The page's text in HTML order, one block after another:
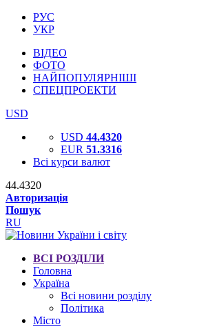
РУС
УКР
ВІДЕО
ФОТО
НАЙПОПУЛЯРНІШІ
СПЕЦПРОЕКТИ
USD
USD 44.4320
EUR 51.3316
Всі курси валют
44.4320
Авторизація
Пошук
RU
ВСІ РОЗДІЛИ
Головна
Україна
Всі новини розділу
Політика
Місто